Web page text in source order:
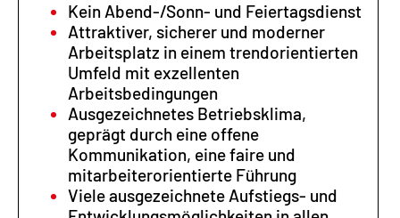
Kein Abend-/Sonn- und Feiertagsdienst
Attraktiver, sicherer und moderner
Arbeitsplatz in einem trendorientierten
Umfeld mit exzellenten
Arbeitsbedingungen
Ausgezeichnetes Betriebsklima,
geprägt durch eine offene
Kommunikation, eine faire und
mitarbeiterorientierte Führung
Viele ausgezeichnete Aufstiegs- und